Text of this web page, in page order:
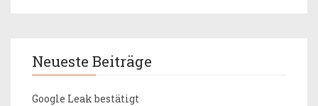
Neueste Beiträge
Google Leak bestätigt